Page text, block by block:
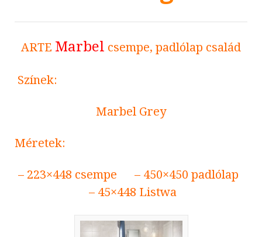
ARTE Marbel csempe, padlólap család
Színek:
Marbel Grey
Méretek:
– 223×448 csempe – 450×450 padlólap
– 45×448 Listwa